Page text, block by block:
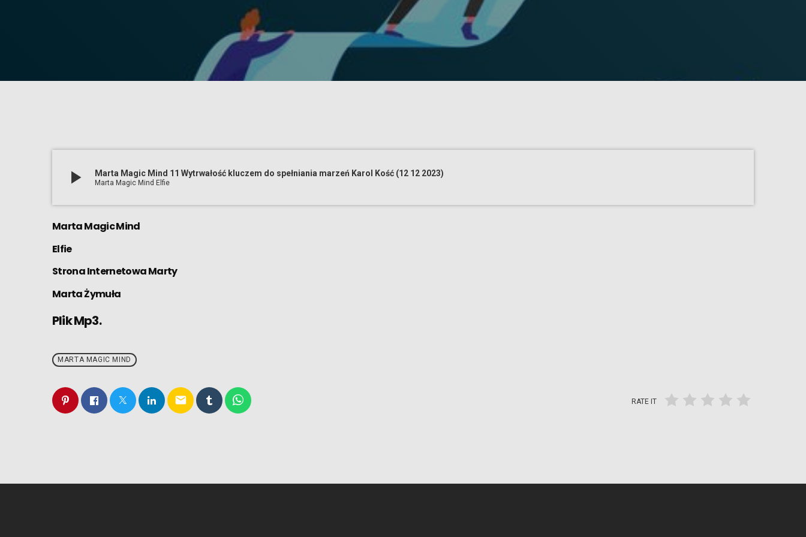
play_arrow Marta Magic Mind 11 Wytrwałość kluczem do spełniania marzeń Karol Kość (12 12 2023)
Marta Magic Mind Elfie
Marta Magic Mind
Elfie
Strona Internetowa Marty
Marta Żymuła
Plik Mp3.
MARTA MAGIC MIND
email RATE IT